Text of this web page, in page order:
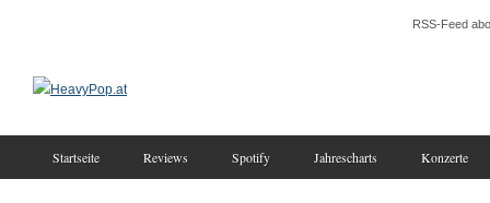
RSS-Feed
Startseite Reviews Spotify Jahrescharts Konzerte